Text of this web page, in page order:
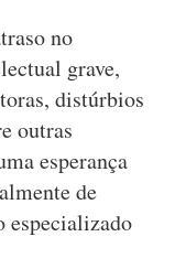
no
grave,
distúrbios
outras
esperança
de
especializado